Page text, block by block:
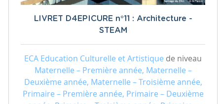
LIVRET D4EPICURE n°11 : Architecture -
STEAM
ECA Education Culturelle et Artistique de niveau
Maternelle – Première année, Maternelle –
Deuxième année, Maternelle – Troisième année,
Primaire – Première année, Primaire – Deuxième